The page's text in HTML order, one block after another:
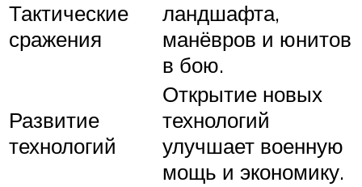
Тактические
сражения
ландшафта,
манёвров и юнитов
в бою.
Развитие
технологий
Открытие новых
технологий
улучшает военную
мощь и экономику.